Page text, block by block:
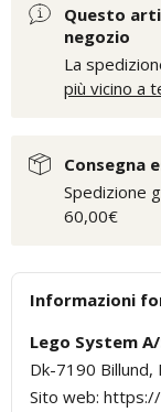
Questo
negozio
La
più vicino a
Consegna
Spedizione
60,00€
Informazioni
Lego System A/
Dk-7190 Billund,
Sito web: